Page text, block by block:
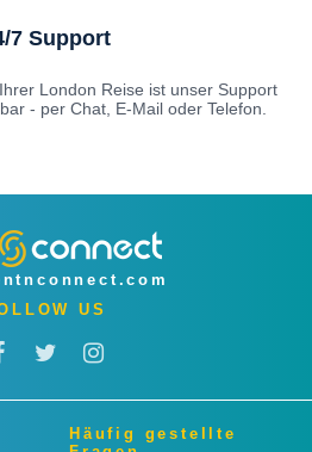
7 Support
London Reise ist unser Support
- per Chat, E-Mail oder Telefon.
US
Häufig gestellte